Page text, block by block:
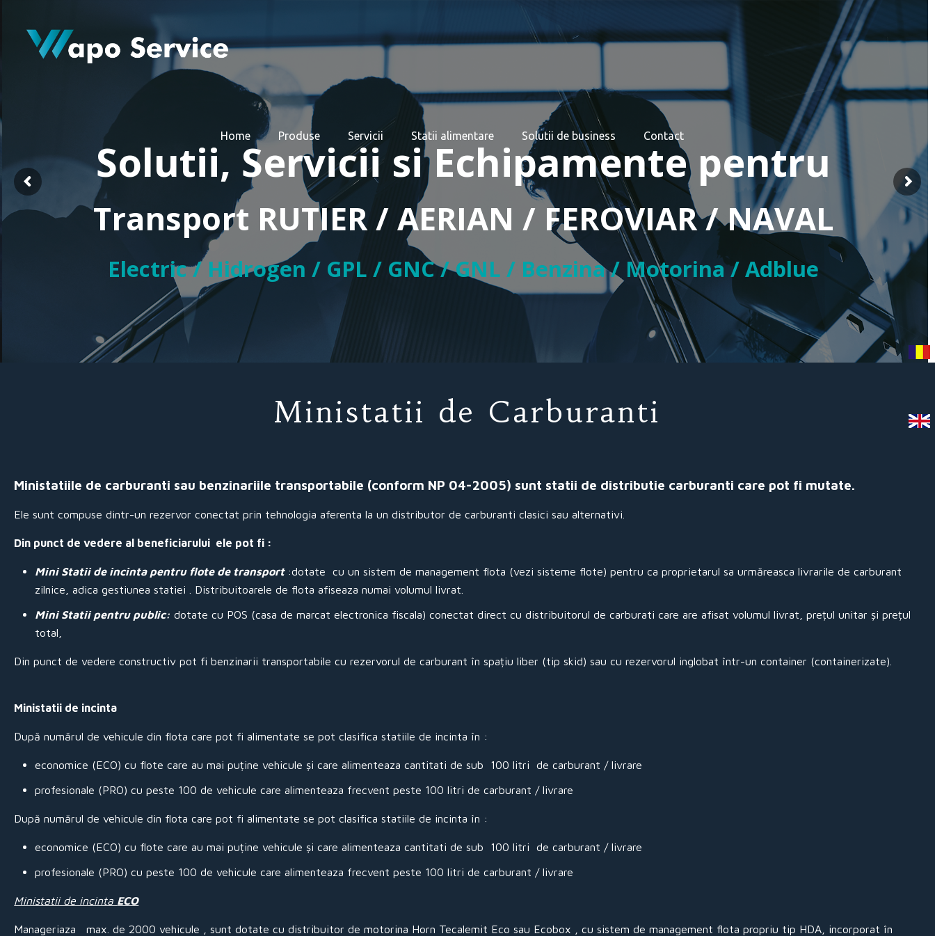
Home Produse Servicii Statii alimentare Solutii de business Contact
Solutii, Servicii si Echipamente pentru
Transport RUTIER / AERIAN / FEROVIAR / NAVAL
Electric / Hidrogen / GPL / GNC / GNL / Benzina / Motorina / Adblue
Ministatii de Carburanti
Ministatiile de carburanti sau benzinariile transportabile (conform NP 04-2005) sunt statii de distributie carburanti care pot fi mutate.
Ele sunt compuse dintr-un rezervor conectat prin tehnologia aferenta la un distributor de carburanti clasici sau alternativi.
Din punct de vedere al beneficiarului ele pot fi :
Mini Statii de incinta pentru flote de transport :dotate cu un sistem de management flota (vezi sisteme flote) pentru ca proprietarul sa urmăreasca livrarile de carburant
zilnice, adica gestiunea statiei . Distribuitoarele de flota afiseaza numai volumul livrat.
Mini Statii pentru public: dotate cu POS (casa de marcat electronica fiscala) conectat direct cu distribuitorul de carburati care are afisat volumul livrat, prețul unitar și prețul
total,
Din punct de vedere constructiv pot fi benzinarii transportabile cu rezervorul de carburant în spațiu liber (tip skid) sau cu rezervorul inglobat într-un container (containerizate).
Ministatii de incinta
După numărul de vehicule din flota care pot fi alimentate se pot clasifica statiile de incinta în :
economice (ECO) cu flote care au mai puține vehicule și care alimenteaza cantitati de sub 100 litri de carburant / livrare
profesionale (PRO) cu peste 100 de vehicule care alimenteaza frecvent peste 100 litri de carburant / livrare
După numărul de vehicule din flota care pot fi alimentate se pot clasifica statiile de incinta în :
economice (ECO) cu flote care au mai puține vehicule și care alimenteaza cantitati de sub 100 litri de carburant / livrare
profesionale (PRO) cu peste 100 de vehicule care alimenteaza frecvent peste 100 litri de carburant / livrare
Ministatii de incinta ECO
Manageriaza max. de 2000 vehicule , sunt dotate cu distribuitor de motorina Horn Tecalemit Eco sau Ecobox , cu sistem de management flota propriu tip HDA, incorporat în